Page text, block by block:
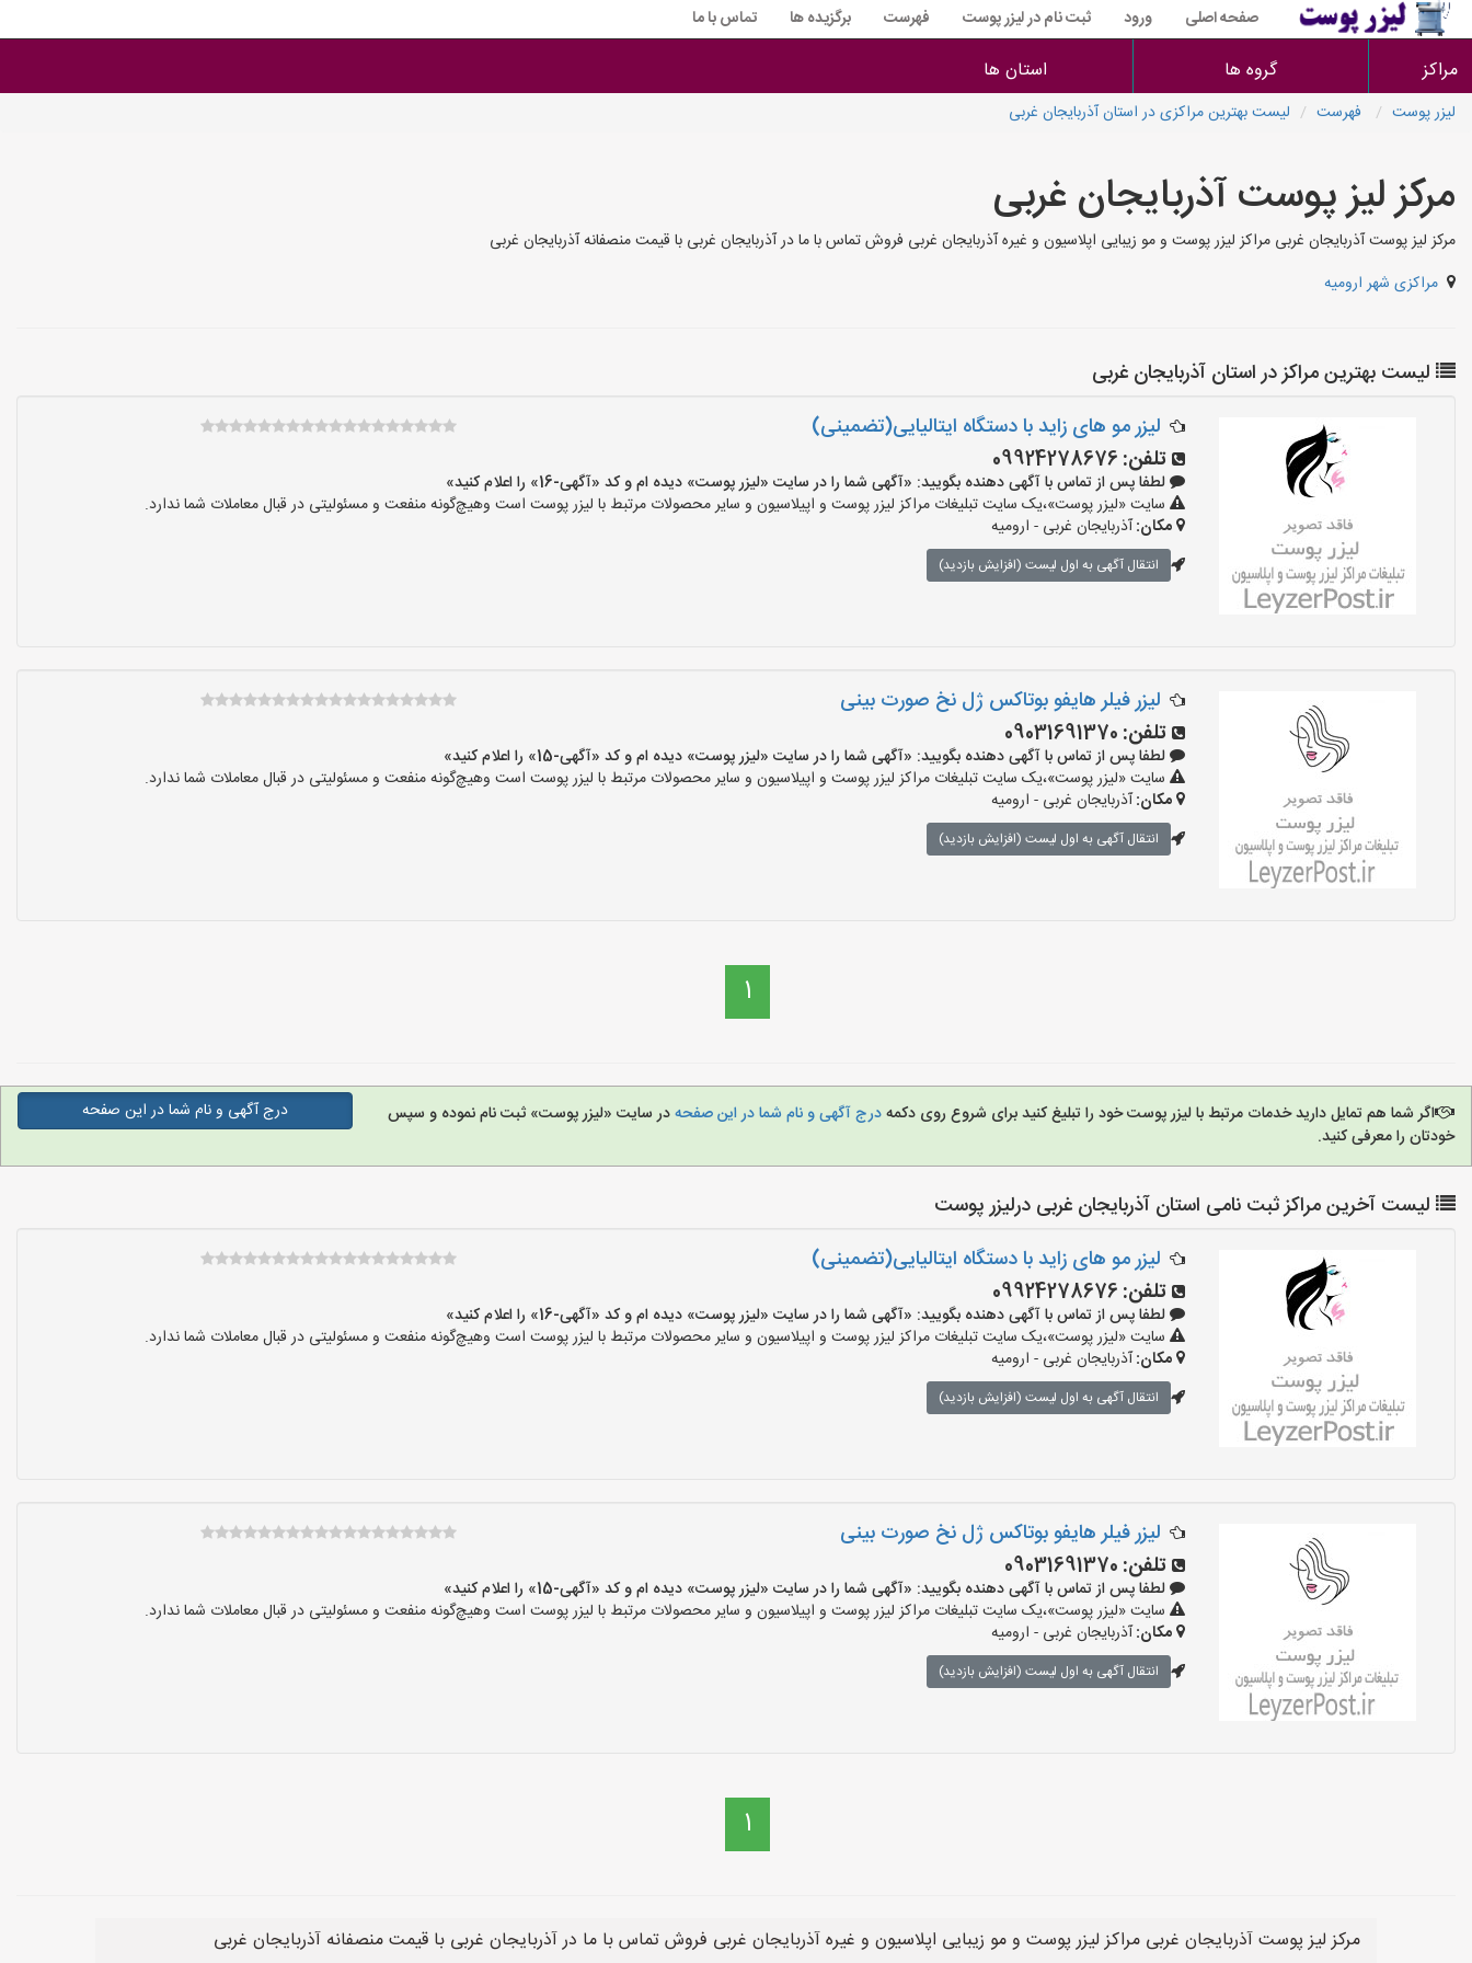
صفحه اصلی ورود ثبت نام در لیزر پوست فهرست برگزیده ها تماس با ما
مراکز گروه ها استان ها
لیزر پوست فهرست لیست بهترین مراکزی در استان آذربایجان غربی
مرکز لیز پوست آذربایجان غربی
مرکز لیز پوست آذربایجان غربی مراکز لیزر پوست و مو زیبایی اپلاسیون و غیره آذربایجان غربی فروش تماس با ما در آذربایجان غربی با قیمت منصفانه آذربایجان غربی
مراکزی شهر ارومیه
لیست بهترین مراکز در استان آذربایجان غربی
لیزر مو های زاید با دستگاه ایتالیایی(تضمینی)
تلفن: 09924278676
لطفا پس از تماس با آگهی دهنده بگویید: «آگهی شما را در سایت «لیزر پوست» دیده ام و کد «آگهی-16» را اعلام کنید»
سایت «لیزر پوست»،یک سایت تبلیغات مراکز لیزر پوست و اپیلاسیون و سایر محصولات مرتبط با لیزر پوست است وهیچ‌گونه منفعت و مسئولیتی در قبال معاملات شما ندارد.
مکان:آذربایجان غربی - ارومیه
انتقال آگهی به اول لیست (افزایش بازدید)
لیزر فیلر هایفو بوتاکس ژل نخ صورت بینی
تلفن: 09031691370
لطفا پس از تماس با آگهی دهنده بگویید: «آگهی شما را در سایت «لیزر پوست» دیده ام و کد «آگهی-15» را اعلام کنید»
سایت «لیزر پوست»،یک سایت تبلیغات مراکز لیزر پوست و اپیلاسیون و سایر محصولات مرتبط با لیزر پوست است وهیچ‌گونه منفعت و مسئولیتی در قبال معاملات شما ندارد.
مکان:آذربایجان غربی - ارومیه
انتقال آگهی به اول لیست (افزایش بازدید)
1
اگر شما هم تمایل دارید خدمات مرتبط با لیزر پوست خود را تبلیغ کنید برای شروع روی دکمهدرج آگهی و نام شما در این صفحهدر سایت «لیزر پوست» ثبت نام نموده و سپس
خودتان را معرفی کنید.
درج آگهی و نام شما در این صفحه
لیست آخرین مراکز ثبت نامی استان آذربایجان غربی درلیزر پوست
لیزر مو های زاید با دستگاه ایتالیایی(تضمینی)
تلفن: 09924278676
لطفا پس از تماس با آگهی دهنده بگویید: «آگهی شما را در سایت «لیزر پوست» دیده ام و کد «آگهی-16» را اعلام کنید»
سایت «لیزر پوست»،یک سایت تبلیغات مراکز لیزر پوست و اپیلاسیون و سایر محصولات مرتبط با لیزر پوست است وهیچ‌گونه منفعت و مسئولیتی در قبال معاملات شما ندارد.
مکان:آذربایجان غربی - ارومیه
انتقال آگهی به اول لیست (افزایش بازدید)
لیزر فیلر هایفو بوتاکس ژل نخ صورت بینی
تلفن: 09031691370
لطفا پس از تماس با آگهی دهنده بگویید: «آگهی شما را در سایت «لیزر پوست» دیده ام و کد «آگهی-15» را اعلام کنید»
سایت «لیزر پوست»،یک سایت تبلیغات مراکز لیزر پوست و اپیلاسیون و سایر محصولات مرتبط با لیزر پوست است وهیچ‌گونه منفعت و مسئولیتی در قبال معاملات شما ندارد.
مکان:آذربایجان غربی - ارومیه
انتقال آگهی به اول لیست (افزایش بازدید)
1
مرکز لیز پوست آذربایجان غربی مراکز لیزر پوست و مو زیبایی اپلاسیون و غیره آذربایجان غربی فروش تماس با ما در آذربایجان غربی با قیمت منصفانه آذربایجان غربی